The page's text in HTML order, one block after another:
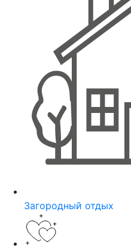
Загородный отдых